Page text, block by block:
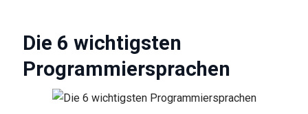
Die 6 wichtigsten
Programmiersprachen